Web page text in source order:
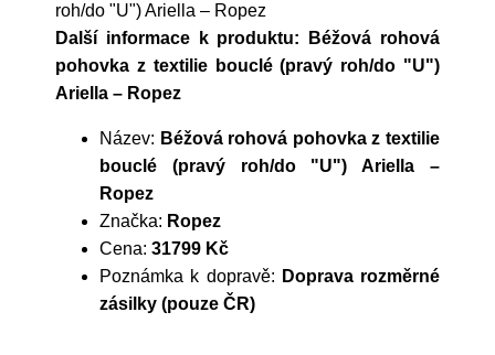
roh/do "U") Ariella – Ropez
Další informace k produktu: Béžová rohová
pohovka z textilie bouclé (pravý roh/do "U")
Ariella – Ropez
Název: Béžová rohová pohovka z textilie
bouclé (pravý roh/do "U") Ariella –
Ropez
Značka: Ropez
Cena: 31799 Kč
Poznámka k dopravě: Doprava rozměrné
zásilky (pouze ČR)